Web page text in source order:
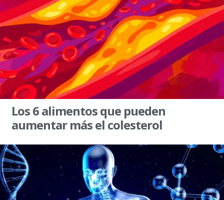
Los 6 alimentos que pueden
aumentar más el colesterol